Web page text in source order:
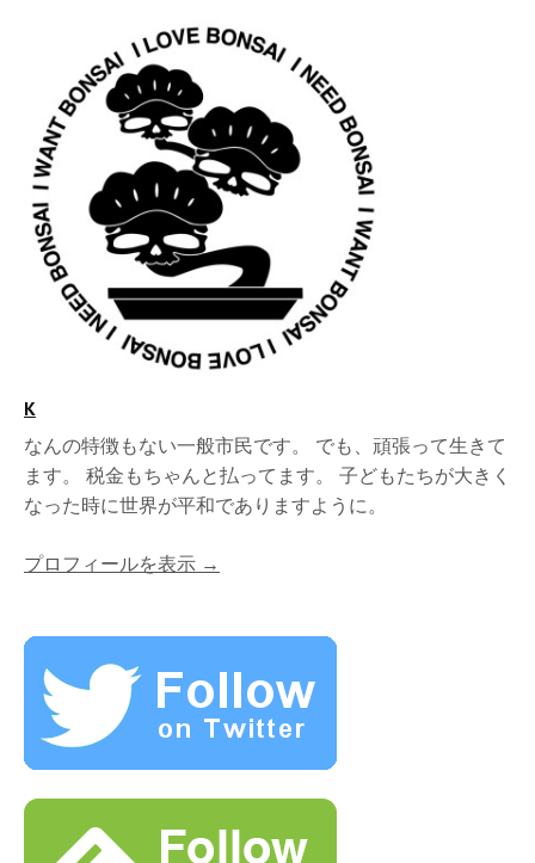
K
なんの特徴もない一般市民です。 でも、頑張って生きて
ます。 税金もちゃんと払ってます。 子どもたちが大きく
なった時に世界が平和でありますように。
プロフィールを表示 →